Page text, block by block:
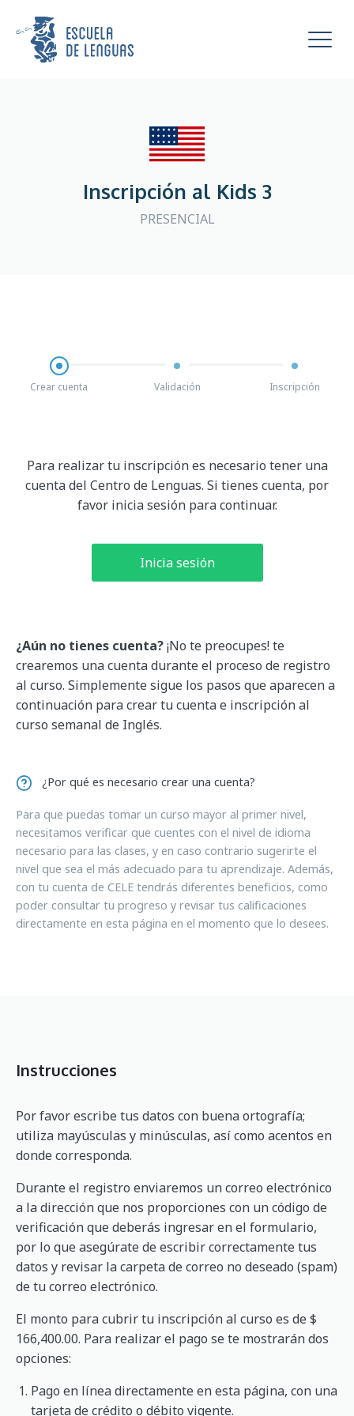
Inscripción al Kids 3
PRESENCIAL
Crear cuenta Validación Inscripción
Para realizar tu inscripción es necesario tener una
cuenta del Centro de Lenguas. Si tienes cuenta, por
favor inicia sesión para continuar.
Inicia sesión
¿Aún no tienes cuenta?¡No te preocupes! te
crearemos una cuenta durante el proceso de registro
al curso. Simplemente sigue los pasos que aparecen a
continuación para crear tu cuenta e inscripción al
curso semanal de Inglés.
¿Por qué es necesario crear una cuenta?
Para que puedas tomar un curso mayor al primer nivel,
necesitamos verificar que cuentes con el nivel de idioma
necesario para las clases, y en caso contrario sugerirte el
nivel que sea el más adecuado para tu aprendizaje. Además,
con tu cuenta de CELE tendrás diferentes beneficios, como
poder consultar tu progreso y revisar tus calificaciones
directamente en esta página en el momento que lo desees.
Instrucciones
Por favor escribe tus datos con buena ortografía;
utiliza mayúsculas y minúsculas, así como acentos en
donde corresponda.
Durante el registro enviaremos un correo electrónico
a la dirección que nos proporciones con un código de
verificación que deberás ingresar en el formulario,
por lo que asegúrate de escribir correctamente tus
datos y revisar la carpeta de correo no deseado (spam)
de tu correo electrónico.
El monto para cubrir tu inscripción al curso es de $
166,400.00. Para realizar el pago se te mostrarán dos
opciones:
Pago en línea directamente en esta página, con una
tarjeta de crédito o débito vigente.